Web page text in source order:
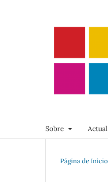
Sobre Actual
Página de Início